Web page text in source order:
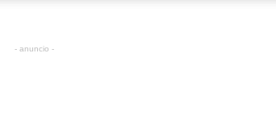
- anuncio -